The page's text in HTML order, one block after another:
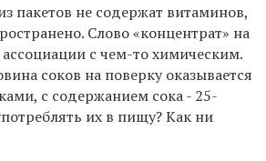
пакетов не содержат витаминов,
Слово «концентрат» на
с чем-то химическим.
соков на поверку оказывается
с содержанием сока - 25-
их в пищу? Как ни